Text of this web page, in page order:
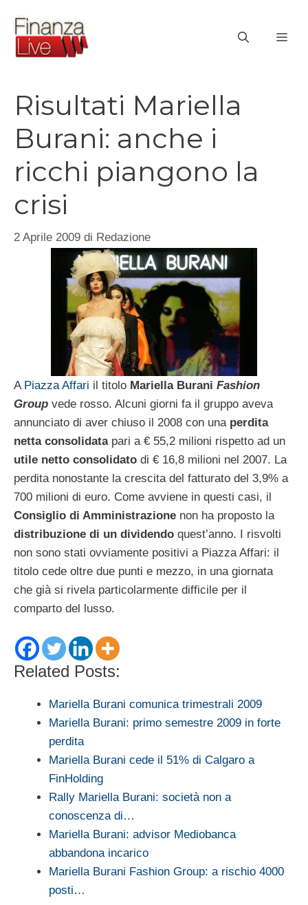
contenuto
Risultati Mariella
Burani: anche i
ricchi piangono la
crisi
2 Aprile 2009 di Redazione
A Piazza Affari il titolo Mariella Burani Fashion
Group vede rosso. Alcuni giorni fa il gruppo aveva
annunciato di aver chiuso il 2008 con una perdita
netta consolidatapari a € 55,2 milioni rispetto ad un
utile netto consolidato di € 16,8 milioni nel 2007. La
perdita nonostante la crescita del fatturato del 3,9% a
700 milioni di euro. Come avviene in questi casi, il
Consiglio di Amministrazione non ha proposto la
distribuzione di un dividendo quest’anno. I risvolti
non sono stati ovviamente positivi a Piazza Affari: il
titolo cede oltre due punti e mezzo, in una giornata
che già si rivela particolarmente difficile per il
comparto del lusso.
Related Posts:
Mariella Burani comunica trimestrali 2009
Mariella Burani: primo semestre 2009 in forte
perdita
Mariella Burani cede il 51% di Calgaro a
FinHolding
Rally Mariella Burani: società non a
conoscenza di…
Mariella Burani: advisor Mediobanca
abbandona incarico
Mariella Burani Fashion Group: a rischio 4000
posti…